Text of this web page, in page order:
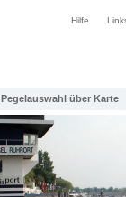
Hilfe
Pegelauswahl über Karte